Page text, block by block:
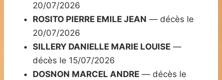
20/07/2026
ROSITO PIERRE EMILE JEAN — décès le
20/07/2026
SILLERY DANIELLE MARIE LOUISE —
décès le 15/07/2026
DOSNON MARCEL ANDRE — décès le